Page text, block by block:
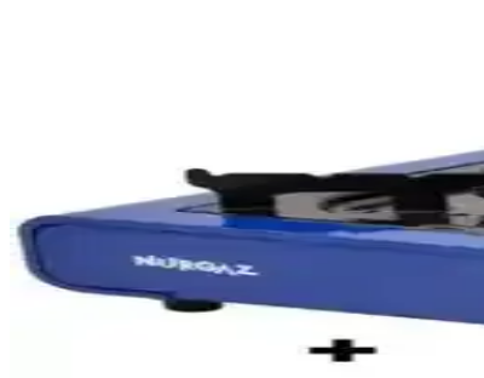
Migros, geniş ürün yelpazesi ve uygun fiyat politikasıyla
Katlanabilir Su Bidonları: Seyahat ve
Katlanabilir su bidonları, hafif ve dayanıklı malzemeleriyle
Orcamp Kamp Tencere Setleri: Dayanıklı ve
Orcamp kamp tencere setleri, dayanıklı malzemeleri ve